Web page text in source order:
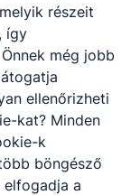
részeit
így
még jobb
ellenőrizheti
kat? Minden
k
böngésző
a